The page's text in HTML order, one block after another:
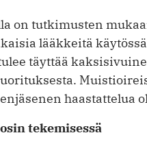
on tutkimusten
lääkkeitä
täyttää
haastattelua
tekemisessä